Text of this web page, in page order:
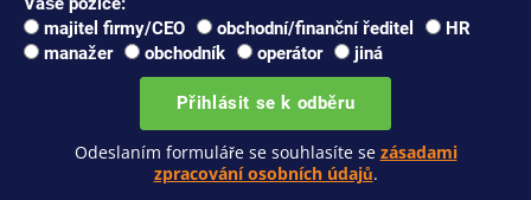
majitel firmy/CEO
obchodní/finanční ředitel
HR
manažer
obchodník operátor jiná
Přihlásit se k odběru
Odeslaním formuláře se souhlasíte se zásadami
zpracování osobních údajů.